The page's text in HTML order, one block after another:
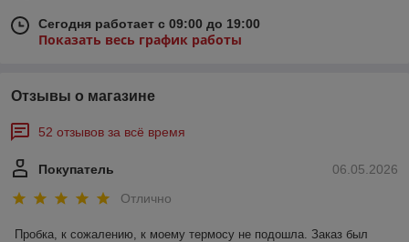
Сегодня работает с 09:00 до 19:00
Показать весь график работы
Отзывы о магазине
52 отзывов за всё время
06.05.2026
Покупатель
Отлично
Пробка, к сожалению, к моему термосу не подошла. Заказ был